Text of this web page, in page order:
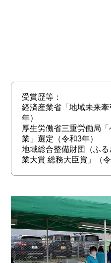
受賞歴等：
経済産業省「地域未来
年）
厚生労働省三重労働局
業」選定（令和3年）
地域総合整備財団（ふ
業大賞 総務大臣賞」（令